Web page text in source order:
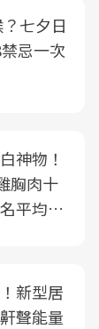
七夕日
忌一次
神物！
胸肉十
平均一
新型居
聲能量